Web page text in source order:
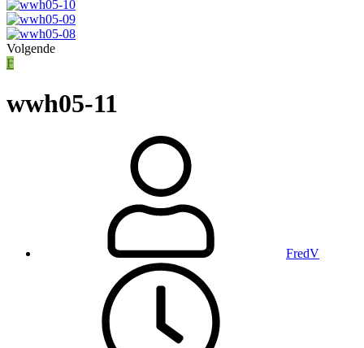
Volgende
F
wwh05-11
FredV